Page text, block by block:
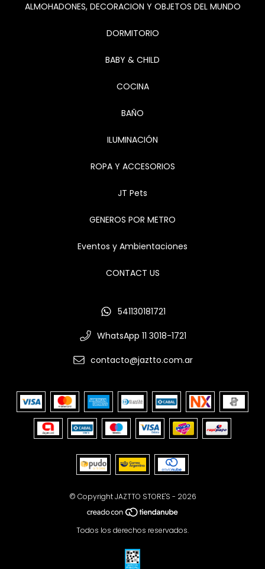
ALMOHADONES, DECORACION Y OBJETOS DEL MUNDO
DORMITORIO
BABY & CHILD
COCINA
BAÑO
ILUMINACIÓN
ROPA Y ACCESORIOS
JT Pets
GENEROS POR METRO
Eventos y Ambientaciones
CONTACT US
541130181721
WhatsApp 11 3018-1721
contacto@jaztto.com.ar
© Copyright JAZTTO STORE'S - 2026
Todos los derechos reservados.